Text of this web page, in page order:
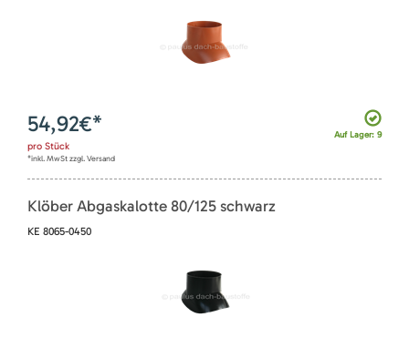
Auf Lager: 9
54,92€*
pro Stück
*inkl. MwSt zzgl. Versand
Klöber Abgaskalotte 80/125 schwarz
KE 8065-0450